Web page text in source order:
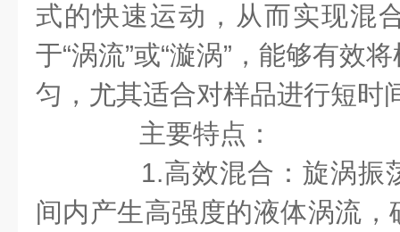
式的快速运动，从而实现混
于“涡流”或“漩涡”，能够有效
匀，尤其适合对样品进行短时
主要特点：
1.高效混合：旋涡振
间内产生高强度的液体涡流